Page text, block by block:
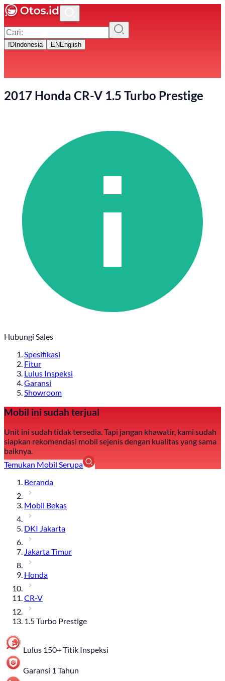
ID Indonesia EN English
2017 Honda CR-V 1.5 Turbo Prestige
Hubungi Sales
Spesifikasi
Fitur
Lulus Inspeksi
Garansi
Showroom
Mobil ini sudah terjual
Unit ini sudah tidak tersedia. Tapi jangan khawatir, kami sudah
siapkan rekomendasi mobil sejenis dengan kualitas yang sama
baiknya.
Temukan Mobil Serupa
Beranda
Mobil Bekas
DKI Jakarta
Jakarta Timur
Honda
CR-V
1.5 Turbo Prestige
Lulus 150+ Titik Inspeksi
Garansi 1 Tahun